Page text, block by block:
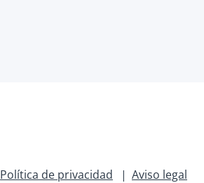
Política de privacidad Aviso legal